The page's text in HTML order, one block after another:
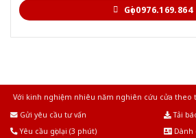
Gọi 0976.169.864
Với kinh nghiệm nhiêu năm nghiên cứu cửa theo
Gửi yêu cầu tư vấn
Tải
Yêu cầu gọi lại (3 phút)
Dành